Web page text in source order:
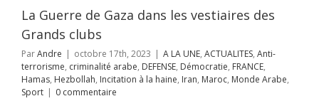
Arabe Sport
La Guerre de Gaza dans les vestiaires des
Grands clubs
ParAndre | octobre 17th, 2023 | A LA UNE, ACTUALITES, Anti-
terrorisme, criminalité arabe, DEFENSE, Démocratie, FRANCE,
Hamas, Hezbollah, Incitation à la haine, Iran, Maroc, Monde Arabe,
Sport | 0 commentaire